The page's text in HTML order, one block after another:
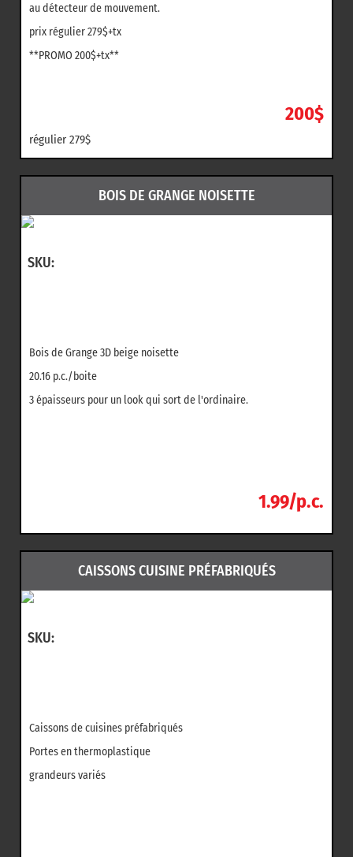
au détecteur de mouvement.
prix régulier 279$+tx
**PROMO 200$+tx**
200$
régulier 279$
BOIS DE GRANGE NOISETTE
SKU:
Bois de Grange 3D beige noisette
20.16 p.c./boite
3 épaisseurs pour un look qui sort de l'ordinaire.
1.99/p.c.
CAISSONS CUISINE PRÉFABRIQUÉS
SKU:
Caissons de cuisines préfabriqués
Portes en thermoplastique
grandeurs variés